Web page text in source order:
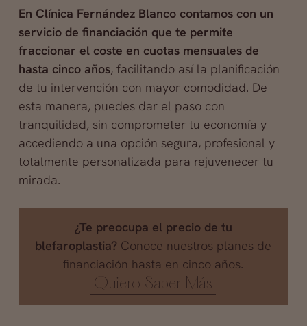
En Clínica Fernández Blanco contamos con un
servicio de financiación que te permite
fraccionar el coste en cuotas mensuales de
hasta cinco años, facilitando así la planificación
de tu intervención con mayor comodidad. De
esta manera, puedes dar el paso con
tranquilidad, sin comprometer tu economía y
accediendo a una opción segura, profesional y
totalmente personalizada para rejuvenecer tu
mirada.
¿Te preocupa el precio de tu
blefaroplastia? Conoce nuestros planes de
financiación hasta en cinco años.
Quiero Saber Más